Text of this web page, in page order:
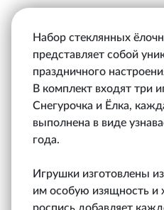
Набор стеклянных
представляет собой
праздничного
В комплект входят три
Снегурочка и Ёлка,
выполнена в виде
года.
Игрушки изготовлены
им особую изящность и